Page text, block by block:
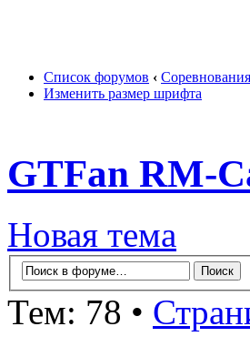
Список форумов ‹ Соревнования
Изменить размер шрифта
GTFan RM-
Новая тема
Тем: 78 •